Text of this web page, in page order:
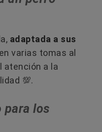
adaptada a sus
varias tomas al
atención a la
💯​.
para los